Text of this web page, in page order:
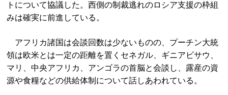
トについて協議した。西側の制裁逃れのロシア支援の枠組
みは確実に前進している。
アフリカ諸国は会談回数は少ないものの、プーチン大統
領は欧米とは一定の距離を置くセネガル、ギニアビサウ、
マリ、中央アフリカ、アンゴラの首脳と会談し、露産の資
源や食糧などの供給体制について話しあわれている。